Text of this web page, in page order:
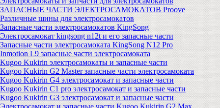
ЗАПАСНЫЕ ЧАСТИ ЭЛЕКТРОСАМОКАТОВ Proove
Различные шины для электросамокатов
Запасные части электросамокатов KingSong
Электросамокат kingsong n12t и его запасные части
Запасные части электросамоката KingSong N12 Pro
Inmotion L9 запасные части электросамоката
Kugoo Kukirin электросамокаты и запасные части
Kugoo Kukirin G2 Master запасные части электросамоката
Kugoo Kukirin G4 электросамокат и запасные части
Kugoo Kukirin C1 pro электросамокат и запасные части
Kugoo Kukirin G3 электросамокат и запасные части